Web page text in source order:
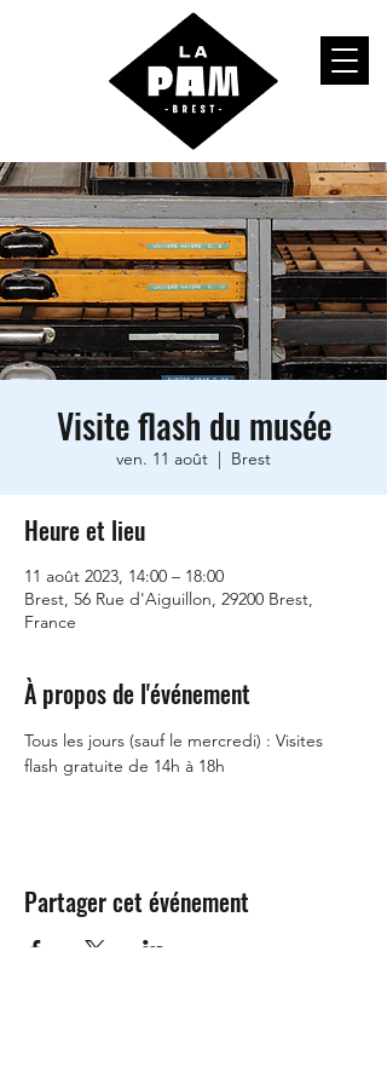
Visite flash du musée
ven. 11 août
  |
Brest
Heure et lieu
11 août 2023, 14:00 – 18:00
Brest, 56 Rue d'Aiguillon, 29200 Brest,
France
À propos de l'événement
Tous les jours (sauf le mercredi) : Visites
flash gratuite de 14h à 18h
Partager cet événement